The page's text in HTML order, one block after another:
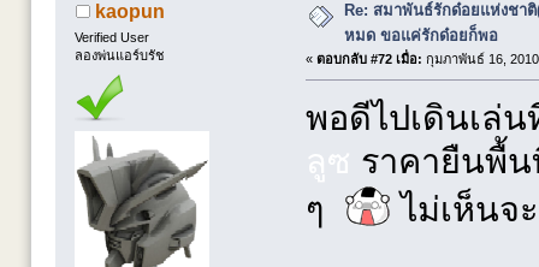
kaopun
Verified User
ลองพ่นแอร์บรัช
Re: สมาพันธ์รักด๋อยแห่งชา
หมด ขอแค่รักด๋อยก็พอ
« ตอบกลับ #72 เมื่อ: กุมภาพันธ์ 16,
พอดีไปเดินเล่น
ลูซ ราคายืนพื้น
ๆ
ไม่เห็นจ